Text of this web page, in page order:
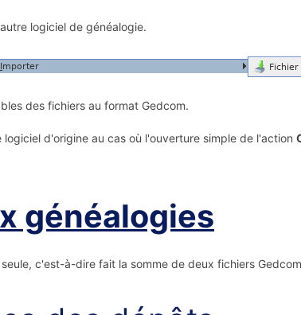
logiciel de généalogie.
des fichiers au format Gedcom.
d'origine au cas où l'ouverture simple de l'action
généalogies
c'est-à-dire fait la somme de deux fichiers